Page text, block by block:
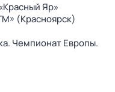
Яр»
(Красноярск)
Чемпионат Европы.